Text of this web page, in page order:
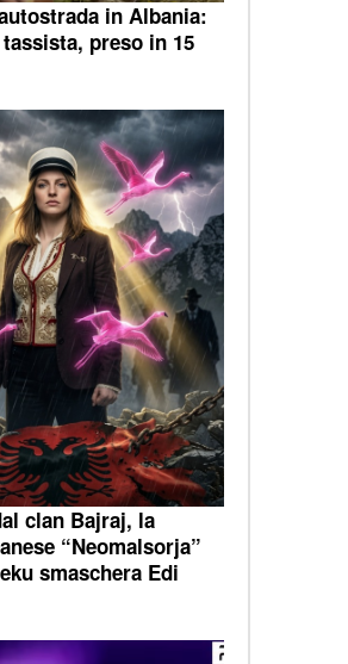
in Albania:
preso in 15
clan Bajraj, la
“Neomalsorja”
smaschera Edi